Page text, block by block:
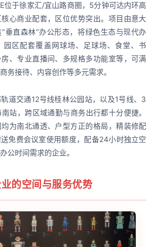
位于徐家汇/宜山路商圈，5分钟可达内环高
心商业配套，区位优势突出。项目由意大
垂直森林”办公形态，将绿色生态与现代办
园区配套覆盖网球场、足球场、食堂、书
、专业直播间、多规格多功能室等，可满
务接待、内容创作等多元需求。
道交通12号线桂林公园站，以及1号线、3
站，跨区域通勤与商务出行都十分便捷。
为南北通透、户型方正的格局，精装修配
免费会议室使用额度，配备24小时独立空
公时间需求的企业。
的空间与服务优势